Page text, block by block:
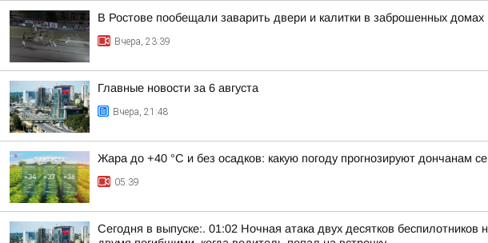
В Ростове пообещали заварить двери и калитки в заброшенных домах
Вчера, 23:39
Главные новости за 6 августа
Вчера, 21:48
Жара до +40 °С и без осадков: какую погоду прогнозируют дончанам
05:39
Сегодня в выпуске:. 01:02 Ночная атака двух десятков